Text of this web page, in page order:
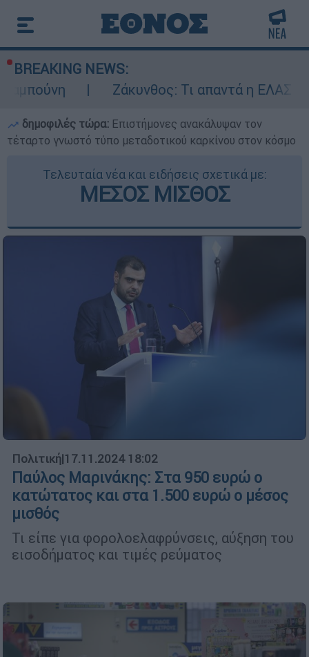
BREAKING NEWS:
Ζάκυνθος: Τι απαντά η ΕΛΑΣ για τους 8
δημοφιλές τώρα: Επιστήμονες ανακάλυψαν τον
τέταρτο γνωστό τύπο μεταδοτικού καρκίνου στον κόσμο
Τελευταία νέα και ειδήσεις σχετικά με:
ΜΕΣΟΣ ΜΙΣΘΟΣ
Πολιτική|17.11.2024 18:02
Παύλος Μαρινάκης: Στα 950 ευρώ ο
κατώτατος και στα 1.500 ευρώ ο μέσος
μισθός
Τι είπε για φορολοελαφρύνσεις, αύξηση του
εισοδήματος και τιμές ρεύματος